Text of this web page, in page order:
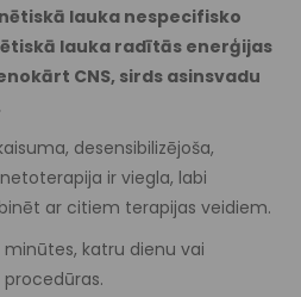
lauka nespecifisko
lauka radītās enerģijas
CNS, sirds asinsvadu
desensibilizējoša,
ir viegla, labi
ar citiem terapijas veidiem.
katru dienu vai
procedūras.